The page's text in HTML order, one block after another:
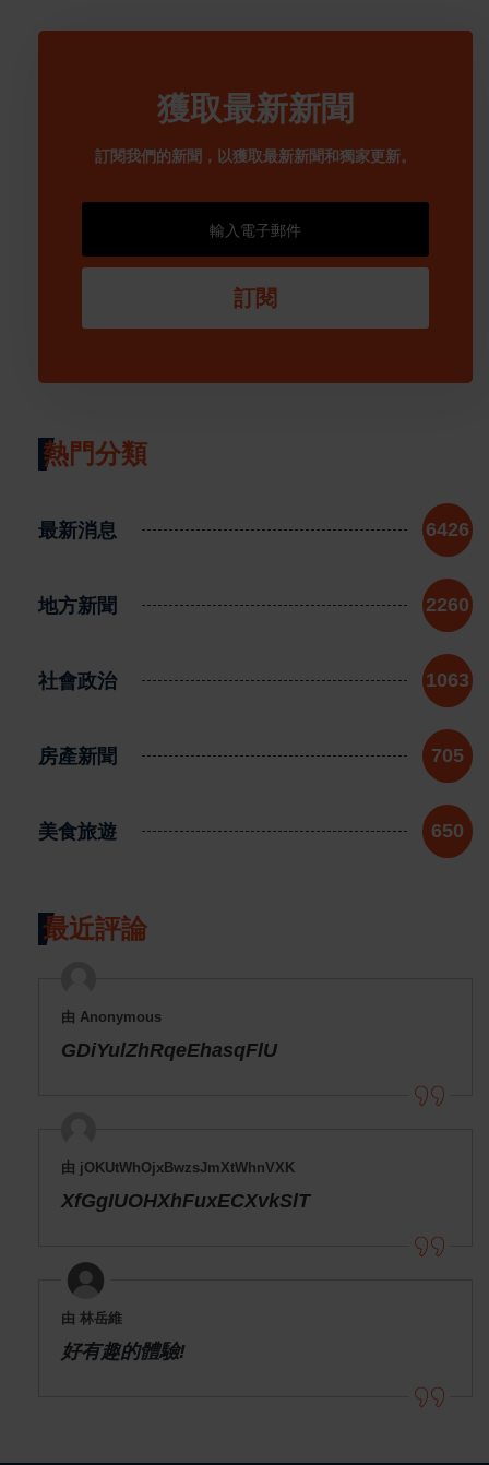
獲取最新新聞
訂閱我們的新聞，以獲取最新新聞和獨家更新。
訂閱
熱門分類
最新消息 6426
地方新聞 2260
社會政治 1063
房產新聞 705
美食旅遊 650
最近評論
由 Anonymous
GDiYulZhRqeEhasqFlU
由 jOKUtWhOjxBwzsJmXtWhnVXK
XfGgIUOHXhFuxECXvkSlT
由 林岳維
好有趣的體驗!